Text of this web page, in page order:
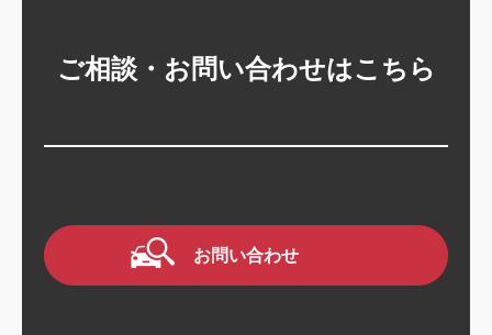
ご相談・お問い合わせはこちら
お問い合わせ